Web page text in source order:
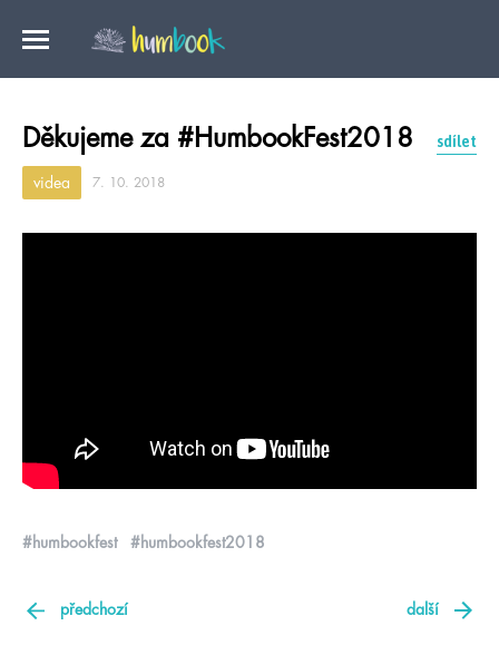
Děkujeme za #HumbookFest2018 sdílet
videa 7. 10. 2018
#humbookfest #humbookfest2018
předchozí další